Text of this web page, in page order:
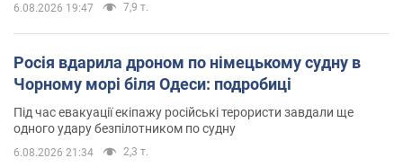
6.08.2026 19:47 7,9 т.
Росія вдарила дроном по німецькому судну в
Чорному морі біля Одеси: подробиці
Під час евакуації екіпажу російські терористи завдали ще
одного удару безпілотником по судну
6.08.2026 21:34 2,3 т.